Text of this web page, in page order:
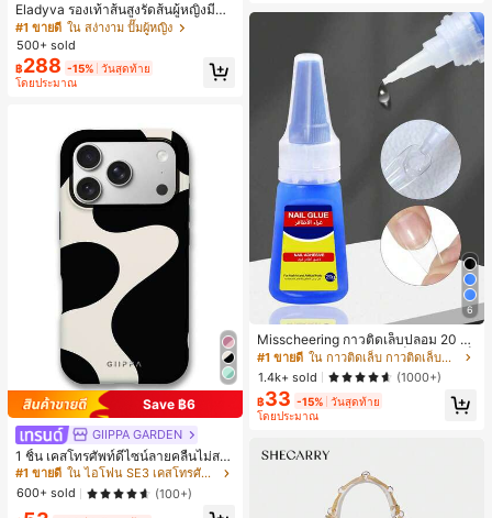
Eladyva รองเท้าส้นสูงรัดส้นผู้หญิงมีดอ
กไม้ประดับตาข่ายเสริมและสามารถสว
มได้สองแบบ ส้นสูง 7 ซม. รูปแบบโรมัน
หรูหรา ส้นเข็ม ลุคเทพนิยาย
#1 ขายดี ใน สง่างาม ปั๊มผู้หญิง
500+ sold
฿288 -15% วันสุดท้าย
โดยประมาณ
Save ฿6
GIIPPA GARDEN
1 ชิ้น เคสโทรศัพท์ดีไซน์ลายคลื่นไม่สม
มาตรสำหรับ Phone 17 Pro Max, เหม
าะสำหรับ Phone 16 Pro Max, 15 Pro
Max, 14 Pro Max, เคสโทรศัพท์สไตล์เ
#1 ขายดี
ใน ไอโฟน SE3 เคสโทรศัพท์แฟชั่น
600+ sold
(100+)
6
Misscheering กาวติดเล็บปลอม 20 กรั
ม แรงยึดสูง เจลสติกเกอร์เล็บนุ่ม แห้งเร็
ว เหมาะสำหรับผู้เริ่มต้นทำเล็บ ติดทนน
าน
#1 ขายดี
ใน กาวติดเล็บ กาวติดเล็บและสารยึดติด
1.4k+ sold
(1000+)
฿33 -15% วันสุดท้าย
โดยประมาณ